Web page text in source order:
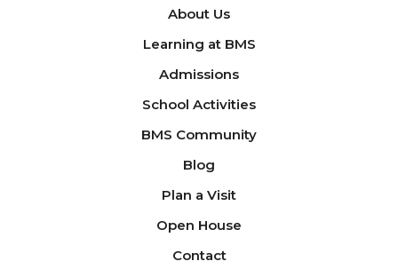
About Us
Learning at BMS
Admissions
School Activities
BMS Community
Blog
Plan a Visit
Open House
Contact